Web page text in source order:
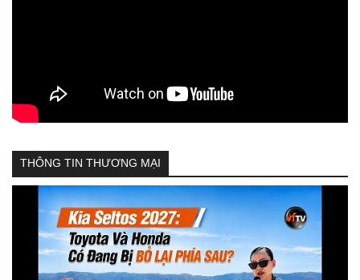
THÔNG TIN THƯƠNG MẠI